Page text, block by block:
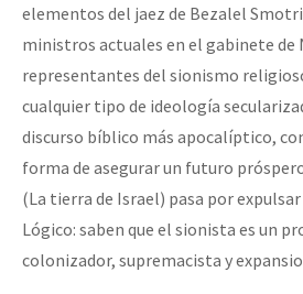
elementos del jaez de Bezalel
ministros actuales en el gabinete de
representantes del sionismo
cualquier tipo de ideología
discurso bíblico más apocalíptico,
forma de asegurar un futuro
(La tierra de Israel) pasa por
Lógico: saben que el sionista es un
colonizador, supremacista y